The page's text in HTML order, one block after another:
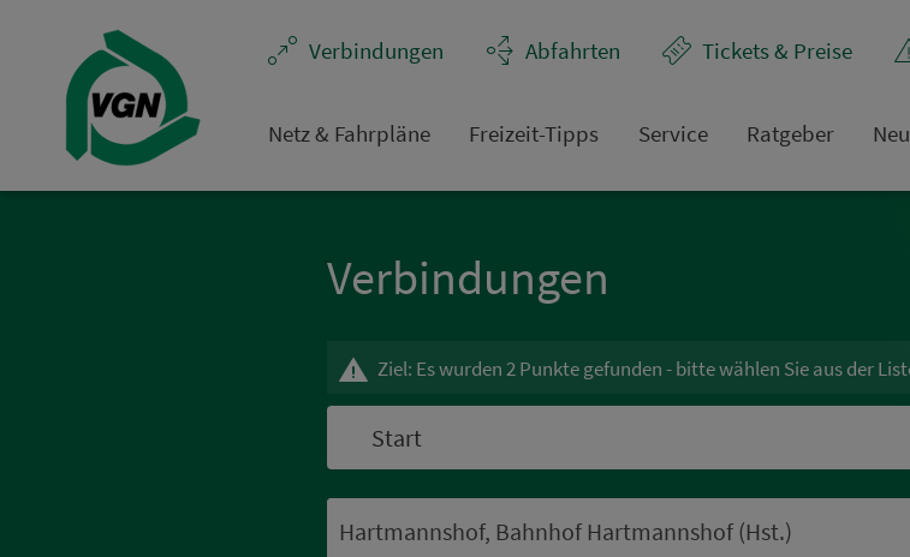
Ver­bin­dungen
Abfahrten Tickets & Preise
Netz & Fahrpläne Frei­zeit-Tipps Service Rat­ge­ber
Ver­bin­dungen
Ziel: Es wurden 2 Punkte gefunden - bitte wählen Sie aus der